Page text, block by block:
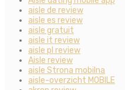
aisle de review
aisle es review
aisle gratuit
aisle it review
aisle pl review
Aisle review
aisle Strona mobilna
aisle-overzicht MOBILE